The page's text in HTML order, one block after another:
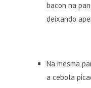
bacon na
deixando
Na mesma
a cebola